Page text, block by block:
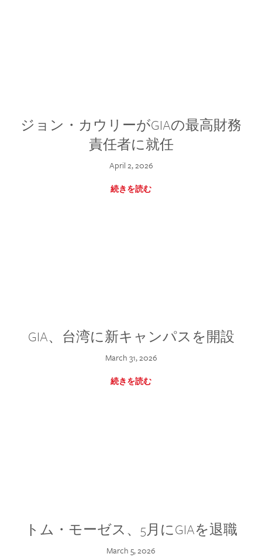
ジョン・カウリーがGIAの最高財務
責任者に就任
April 2, 2026
続きを読む
GIA、台湾に新キャンパスを開設
March 31, 2026
続きを読む
トム・モーゼス、5月にGIAを退職
March 5, 2026